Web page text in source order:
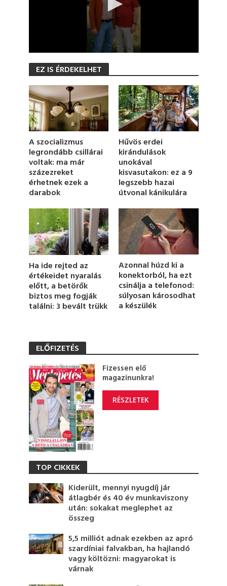
s
o
n
d
s
o
f
9
s
e
c
o
n
d
EZ IS ÉRDEKELHET
A szocializmus
legrondább csillárai
voltak: ma már
százezreket
érhetnek ezek a
darabok
Hűvös erdei
kirándulások
unokával
kisvasutakon: ez a 9
legszebb hazai
útvonal kánikulára
Ha ide rejted az
értékeidet nyaralás
előtt, a betörők
biztos meg fogják
találni: 3 bevált trükk
Azonnal húzd ki a
konektorból, ha ezt
csinálja a telefonod:
súlyosan károsodhat
a készülék
ELŐFIZETÉS
Fizessen elő
magazinunkra!
RÉSZLETEK
TOP CIKKEK
Kiderült, mennyi nyugdíj jár
átlagbér és 40 év munkaviszony
után: sokakat meglephet az
összeg
5,5 milliót adnak ezekben az apró
szardíniai falvakban, ha hajlandó
vagy költözni: magyarokat is
várnak